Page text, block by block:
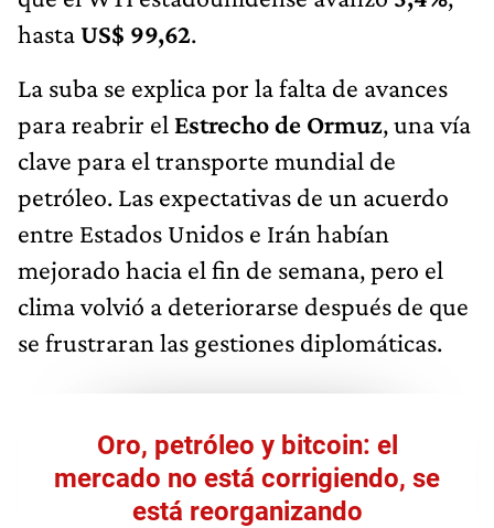
hastaUS$ 99,62.
La suba se explica por la falta de avances
para reabrir el Estrecho de Ormuz, una vía
clave para el transporte mundial de
petróleo. Las expectativas de un acuerdo
entre Estados Unidos e Irán habían
mejorado hacia el fin de semana, pero el
clima volvió a deteriorarse después de que
se frustraran las gestiones diplomáticas.
Oro, petróleo y bitcoin: el
mercado no está corrigiendo, se
está reorganizando